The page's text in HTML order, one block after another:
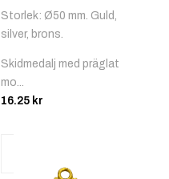
Storlek: Ø50 mm. Guld,
silver, brons.
Skidmedalj med präglat
mo...
16.25 kr